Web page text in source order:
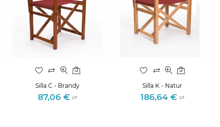
Silla C - Brandy
Preis
87,06 €
Silla K - Natur
Preis
186,64 €